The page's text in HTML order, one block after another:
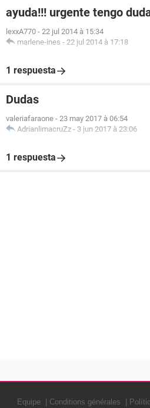
ayuda!!! urgente tengo
lexxA770 - 22 jul 2014 à 15:34
marlene-ines - 22 jul 2014 à 17:18
1 respuesta
Dudas
valeriafaraone - 23 may 2017 à 06:54
AdrianlimacruZz - 3 jun 2017 à 23:06
1 respuesta
Equipe Conditions générales